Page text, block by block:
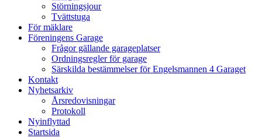
Störningsjour
Tvättstuga
För mäklare
Föreningens Garage
Frågor gällande garageplatser
Ordningsregler för garage
Särskilda bestämmelser för Engelsmannen 4 Garaget
Kontakt
Nyhetsarkiv
Årsredovisningar
Protokoll
Nyinflyttad
Startsida